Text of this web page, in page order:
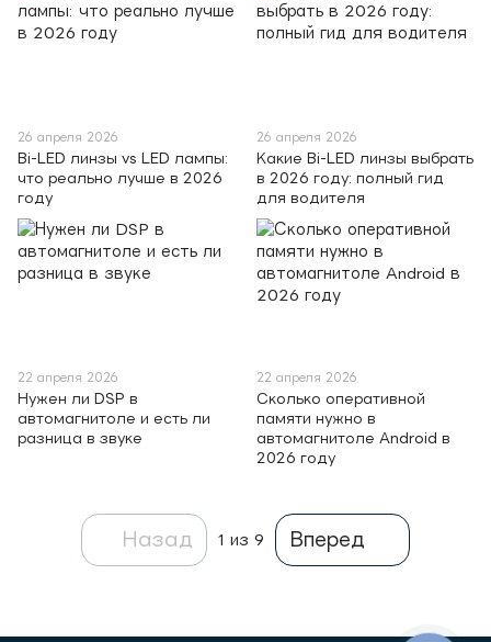
26 апреля 2026
Bi-LED линзы vs LED лампы:
что реально лучше в 2026
году
26 апреля 2026
Какие Bi-LED линзы выбрать
в 2026 году: полный гид
для водителя
22 апреля 2026
Нужен ли DSP в
автомагнитоле и есть ли
разница в звуке
22 апреля 2026
Сколько оперативной
памяти нужно в
автомагнитоле Android в
2026 году
Назад 1 из 9 Вперед